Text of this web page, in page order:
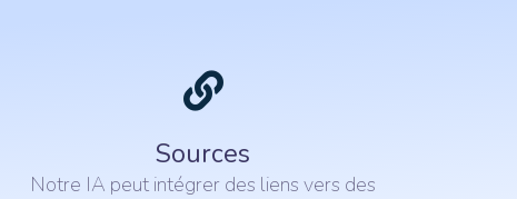
Sources
Notre IA peut intégrer des liens vers des